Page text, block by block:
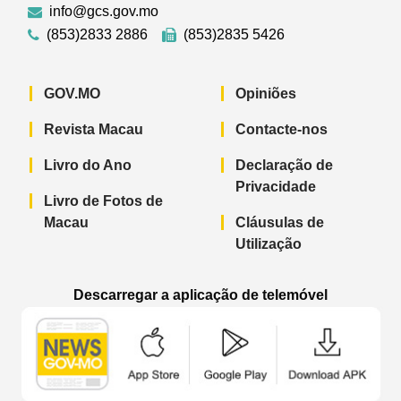
info@gcs.gov.mo
(853)2833 2886
(853)2835 5426
GOV.MO
Revista Macau
Livro do Ano
Livro de Fotos de
Macau
Opiniões
Contacte-nos
Declaração de
Privacidade
Cláusulas de
Utilização
Descarregar a aplicação de telemóvel